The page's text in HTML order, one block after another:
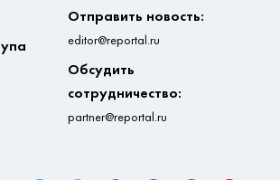
Отправить новость:
editor@reportal.ru
Обсудить
сотрудничество:
partner@reportal.ru